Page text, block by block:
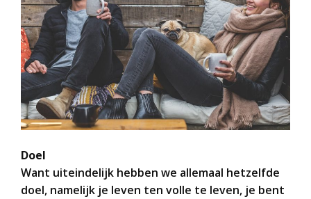
Doel
Want uiteindelijk hebben we allemaal hetzelfde
doel, namelijk je leven ten volle te leven, je bent